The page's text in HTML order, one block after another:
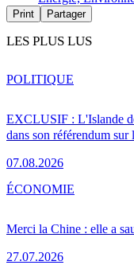
Print Partager
LES PLUS LUS
EXCLUSIF : L'Islande
dans son référendum sur
07.08.2026
POLITIQUE
Merci la Chine : elle a
27.07.2026
ÉCONOMIE